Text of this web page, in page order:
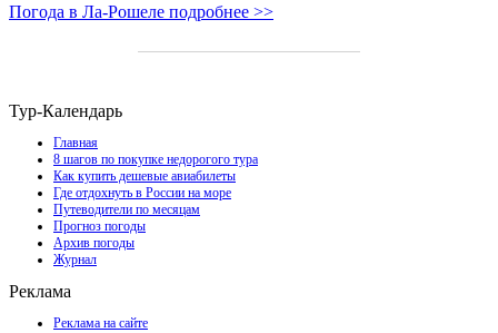
Погода в Ла-Рошеле подробнее >>
Тур-Календарь
Главная
8 шагов по покупке недорогого тура
Как купить дешевые авиабилеты
Где отдохнуть в России на море
Путеводители по месяцам
Прогноз погоды
Архив погоды
Журнал
Реклама
Реклама на сайте